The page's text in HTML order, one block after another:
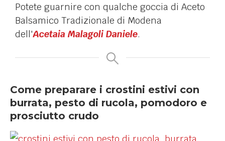
Potete guarnire con qualche goccia di Aceto
Balsamico Tradizionale di Modena
dell'Acetaia Malagoli Daniele.
Come preparare i crostini estivi con
burrata, pesto di rucola, pomodoro e
prosciutto crudo